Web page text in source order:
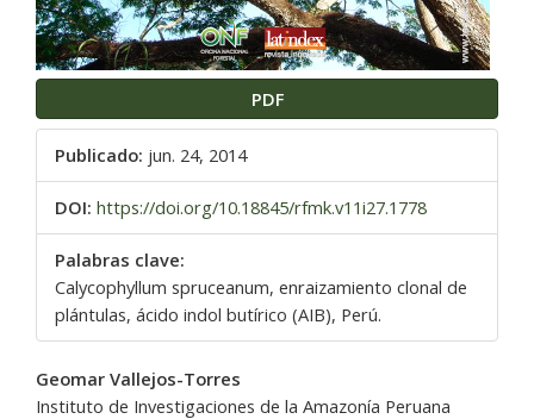
PDF
Publicado: jun. 24, 2014
DOI: https://doi.org/10.18845/rfmk.v11i27.1778
Palabras clave:
Calycophyllum spruceanum, enraizamiento clonal de
plántulas, ácido indol butírico (AIB), Perú.
Contenido
principal
Geomar Vallejos-Torres
Instituto de Investigaciones de la Amazonía Peruana